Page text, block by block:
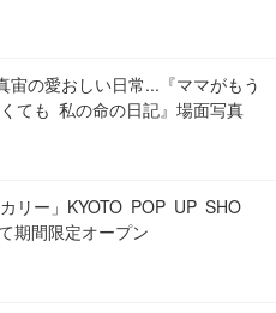
宙の愛おしい日常...『ママがもう
ても 私の命の日記』場面写真
カリー」KYOTO POP UP SHO
期間限定オープン